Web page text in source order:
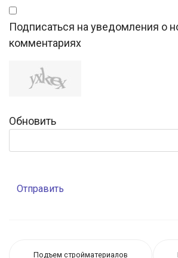
Подписаться на уведомления о
комментариях
Обновить
Отправить
Подъем стройматериалов